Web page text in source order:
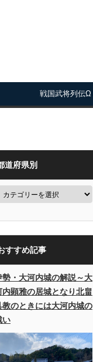
戦国武将列伝Ω
道府県別
すすめ記事
勢・大河内城の解説～大
内顕雅の居城となり北畠
教のときには大河内城の
い